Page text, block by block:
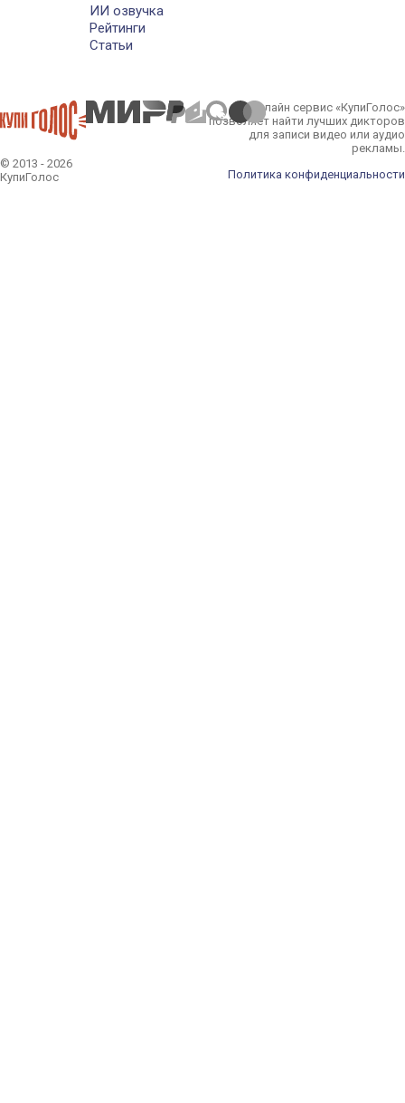
ИИ озвучка
Рейтинги
Статьи
© 2013 - 2026
КупиГолос
Онлайн сервис «КупиГолос»
позволяет найти лучших дикторов
для записи видео или аудио
рекламы.
Политика конфиденциальности